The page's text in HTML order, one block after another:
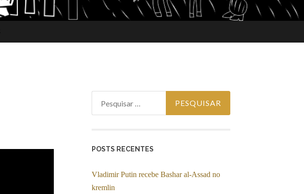
POSTS RECENTES
Vladimir Putin recebe Bashar al-Assad no
kremlin